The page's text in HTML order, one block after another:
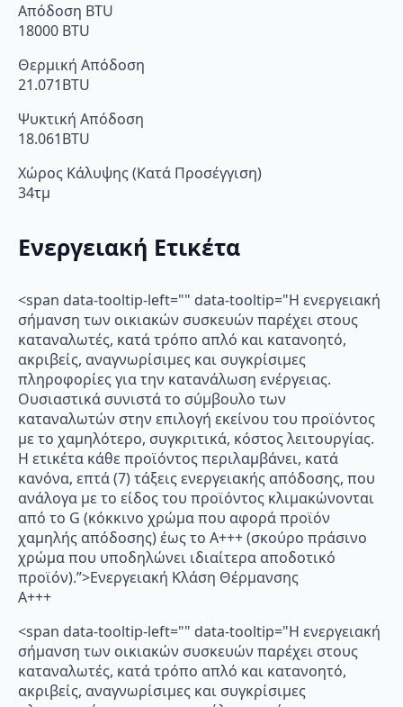
Απόδοση BTU
18000 BTU
Θερμική Απόδοση
21.071BTU
Ψυκτική Απόδοση
18.061BTU
Χώρος Κάλυψης (Κατά Προσέγγιση)
34τμ
Ενεργειακή Ετικέτα
<span data-tooltip-left="" data-tooltip="Η ενεργειακή
σήμανση των οικιακών συσκευών παρέχει στους
καταναλωτές, κατά τρόπο απλό και κατανοητό,
ακριβείς, αναγνωρίσιμες και συγκρίσιμες
πληροφορίες για την κατανάλωση ενέργειας.
Ουσιαστικά συνιστά το σύμβουλο των
καταναλωτών στην επιλογή εκείνου του προϊόντος
με το χαμηλότερο, συγκριτικά, κόστος λειτουργίας.
Η ετικέτα κάθε προϊόντος περιλαμβάνει, κατά
κανόνα, επτά (7) τάξεις ενεργειακής απόδοσης, που
ανάλογα με το είδος του προϊόντος κλιμακώνονται
από το G (κόκκινο χρώμα που αφορά προϊόν
χαμηλής απόδοσης) έως το Α+++ (σκούρο πράσινο
χρώμα που υποδηλώνει ιδιαίτερα αποδοτικό
προϊόν).”>Ενεργειακή Κλάση Θέρμανσης
A+++
<span data-tooltip-left="" data-tooltip="Η ενεργειακή
σήμανση των οικιακών συσκευών παρέχει στους
καταναλωτές, κατά τρόπο απλό και κατανοητό,
ακριβείς, αναγνωρίσιμες και συγκρίσιμες